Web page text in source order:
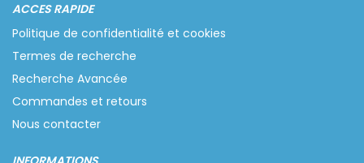
ACCES RAPIDE
Politique de confidentialité et cookies
Termes de recherche
Recherche Avancée
Commandes et retours
Nous contacter